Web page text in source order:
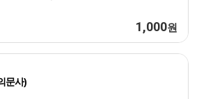
1,000원
문사)